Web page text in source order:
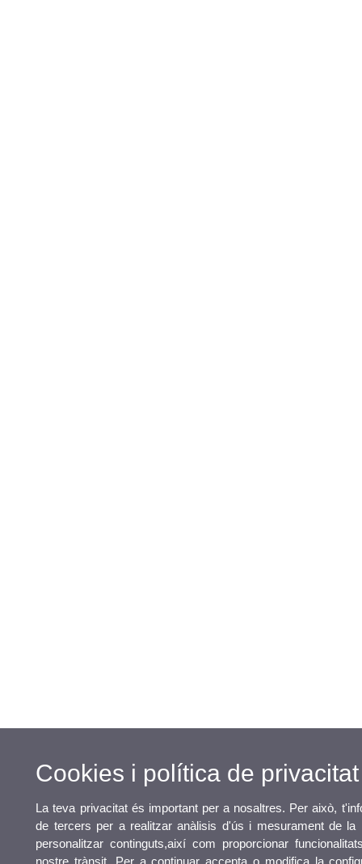
Cookies i política de privacitat
La teva privacitat és important per a nosaltres. Per això,
de tercers per a realitzar anàlisis d'ús i mesurament de la
personalitzar continguts,així com proporcionar